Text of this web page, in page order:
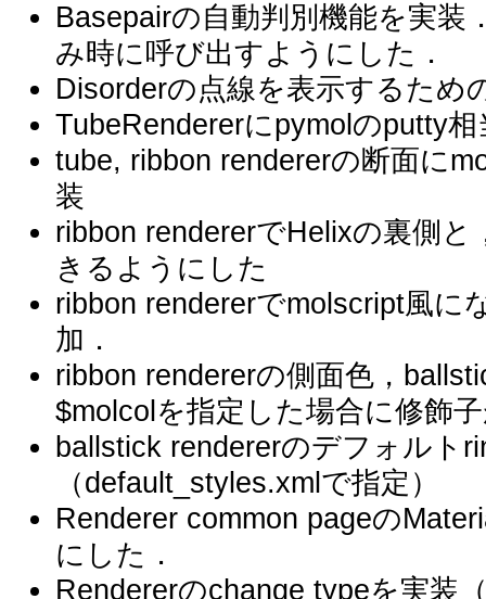
Basepairの自動判別機能を実装
み時に呼び出すようにした．
Disorderの点線を表示するため
TubeRendererにpymolのputty
tube, ribbon rendererの断面に
装
ribbon rendererでHelixの裏側
きるようにした
ribbon rendererでmolscript風に
加．
ribbon rendererの側面色，
$molcolを指定した場合に修飾
ballstick rendererのデフォルト
（default_styles.xmlで指定）
Renderer common pageの
にした．
Rendererのchange typeを実装